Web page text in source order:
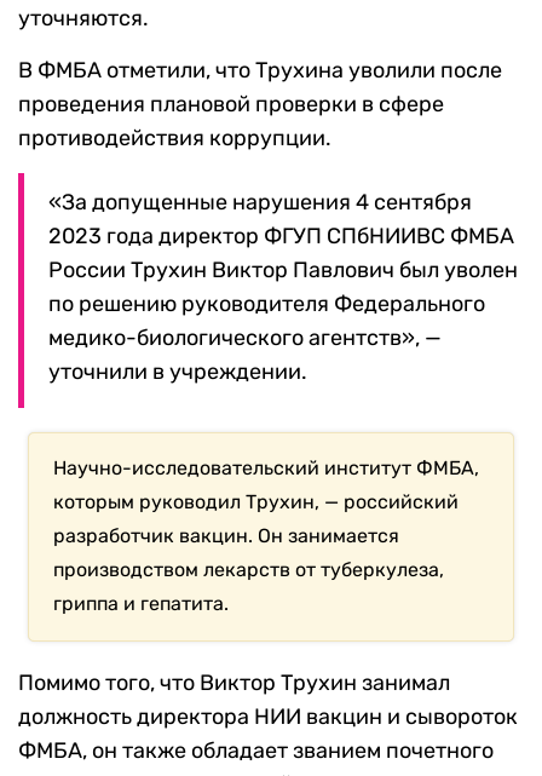
уточняются.
В ФМБА отметили, что Трухина уволили после
проведения плановой проверки в сфере
противодействия коррупции.
«За допущенные нарушения 4 сентября
2023 года директор ФГУП СПбНИИВС ФМБА
России Трухин Виктор Павлович был уволен
по решению руководителя Федерального
медико-биологического агентств», —
уточнили в учреждении.
Научно-исследовательский институт ФМБА,
которым руководил Трухин, — российский
разработчик вакцин. Он занимается
производством лекарств от туберкулеза,
гриппа и гепатита.
Помимо того, что Виктор Трухин занимал
должность директора НИИ вакцин и сывороток
ФМБА, он также обладает званием почетного